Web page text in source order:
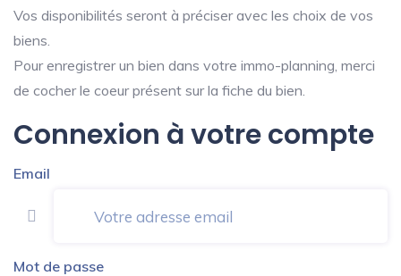
Vos disponibilités seront à préciser avec les choix de vos
biens.
Pour enregistrer un bien dans votre immo-planning, merci
de cocher le coeur présent sur la fiche du bien.
Connexion à votre compte
Email
Mot de passe